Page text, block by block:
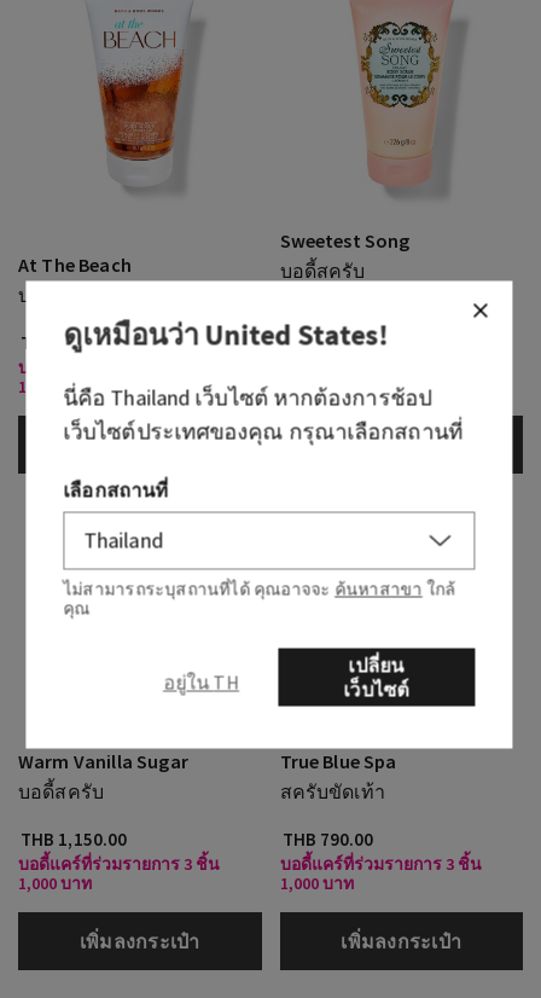
At The Beach
บอดี้สครับ
THB 1,150.00
บอดี้แคร์ที่ร่วมรายการ 3 ชิ้น
1,000 บาท
เพิ่มลงกระเป๋า
Sweetest Song
บอดี้สครับ
THB 1,150.00
1,000 บาท
เพิ่มลงกระเป๋า
Warm Vanilla Sugar
บอดี้สครับ
THB 1,150.00
บอดี้แคร์ที่ร่วมรายการ 3 ชิ้น
1,000 บาท
เพิ่มลงกระเป๋า
True Blue Spa
สครับขัดเท้า
THB 790.00
บอดี้แคร์ที่ร่วมรายการ 3 ชิ้น
1,000 บาท
เพิ่มลงกระเป๋า
ดูเหมือนว่าUnited States!
นี่คือ Thailand เว็บไซต์ หากต้องการช้อป
เว็บไซต์ประเทศของคุณ กรุณาเลือกสถานที่
เลือกสถานที่
ไม่สามารถระบุสถานที่ได้ คุณอาจจะ ค้นหาสาขา ใกล้
คุณ
อยู่ใน TH
เปลี่ยน
เว็บไซต์